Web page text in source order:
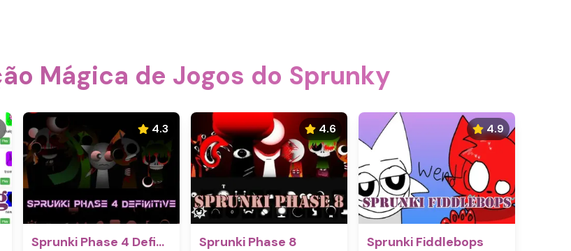
Mágica de Jogos do Sprunky
4.3
Sprunki Phase 4 Definitive
4.6
Sprunki Phase 8
4.9
Sprunki Fiddlebops